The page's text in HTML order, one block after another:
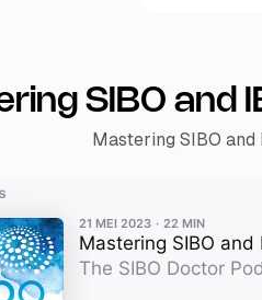
SIBO and
Mastering SIBO